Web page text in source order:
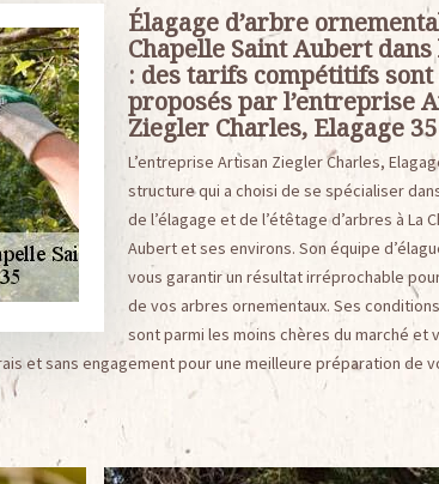
Élagage d’arbre
Chapelle Saint Aubert dans
: des tarifs compétitifs sont
proposés par l’entreprise
Ziegler Charles, Elagage 35
L’entreprise Artisan Ziegler Charles,
structure qui a choisi de se spécialiser
de l’élagage et de l’étêtage d’arbres à La
Aubert et ses environs. Son équipe
vous garantir un résultat irréprochable
de vos arbres ornementaux. Ses
sont parmi les moins chères du marché et
et sans engagement pour une meilleure préparation de